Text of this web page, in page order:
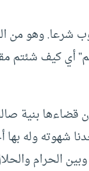
وهو من
أي كيف شئتم
قضاءها بنية
شهوته وله
الحرام